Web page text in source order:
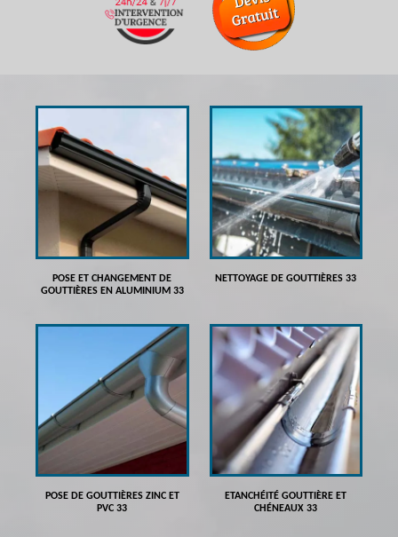
POSE ET CHANGEMENT DE
GOUTTIÈRES EN ALUMINIUM 33
NETTOYAGE DE GOUTTIÈRES 33
POSE DE GOUTTIÈRES ZINC ET
PVC 33
ETANCHÉITÉ GOUTTIÈRE ET
CHÉNEAUX 33